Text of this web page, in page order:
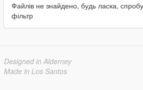
Файлів не знайдено, будь ласка,
фільтр
Designed in Alderney
Made in Los Santos